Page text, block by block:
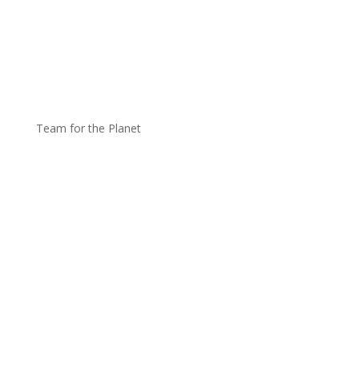
Team for the Planet